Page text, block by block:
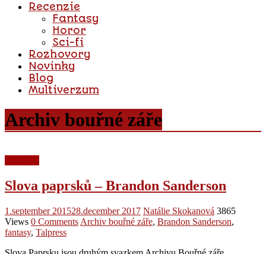
Recenzie
Fantasy
Horor
Sci-fi
Rozhovory
Novinky
Blog
Multiverzum
Archiv bouřné záře
Slova paprsků – Brandon Sanderson
1.september 201528.december 2017 Natálie Skokanová 3865
Views 0 Comments Archiv bouřné záře, Brandon Sanderson,
fantasy, Talpress